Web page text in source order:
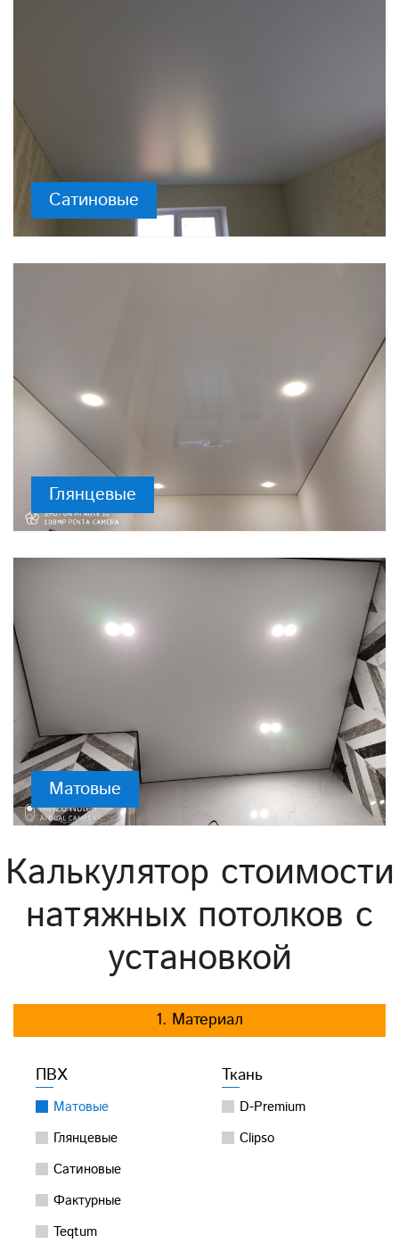
Сатиновые
Глянцевые
Матовые
Калькулятор стоимости
натяжных потолков с
установкой
1. Материал
ПВХ
Матовые
Глянцевые
Сатиновые
Фактурные
Teqtum
Ткань
D-Premium
Clipso